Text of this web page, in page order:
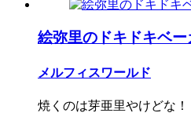
絵弥里のドキドキベー
メルフィスワールド
焼くのは芽亜里やけどな！